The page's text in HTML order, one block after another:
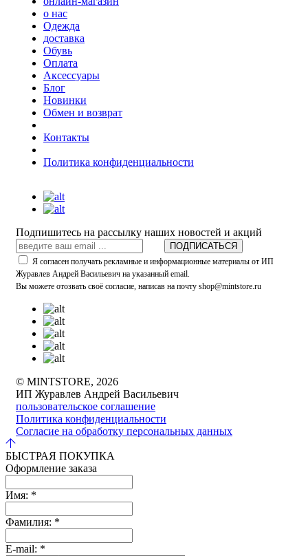
о нас
Одежда
доставка
Обувь
Оплата
Аксессуары
Блог
Новинки
Обмен и возврат
Контакты
Политика конфиденциальности
Подпишитесь на рассылку наших новостей и акций
ПОДПИСАТЬСЯ
Я согласен получать рекламные и информационные материалы от ИП
Журавлев Андрей Васильевич на указанный email.
Вы можете отозвать своё согласие, написав на почту shop@mintstore.ru
© MINTSTORE, 2026
ИП Журавлев Андрей Васильевич
пользовательское соглашение
Политика конфиденциальности
Согласие на обработку персональных данных
БЫСТРАЯ ПОКУПКА
Оформление заказа
Имя: *
Фамилия: *
E-mail: *